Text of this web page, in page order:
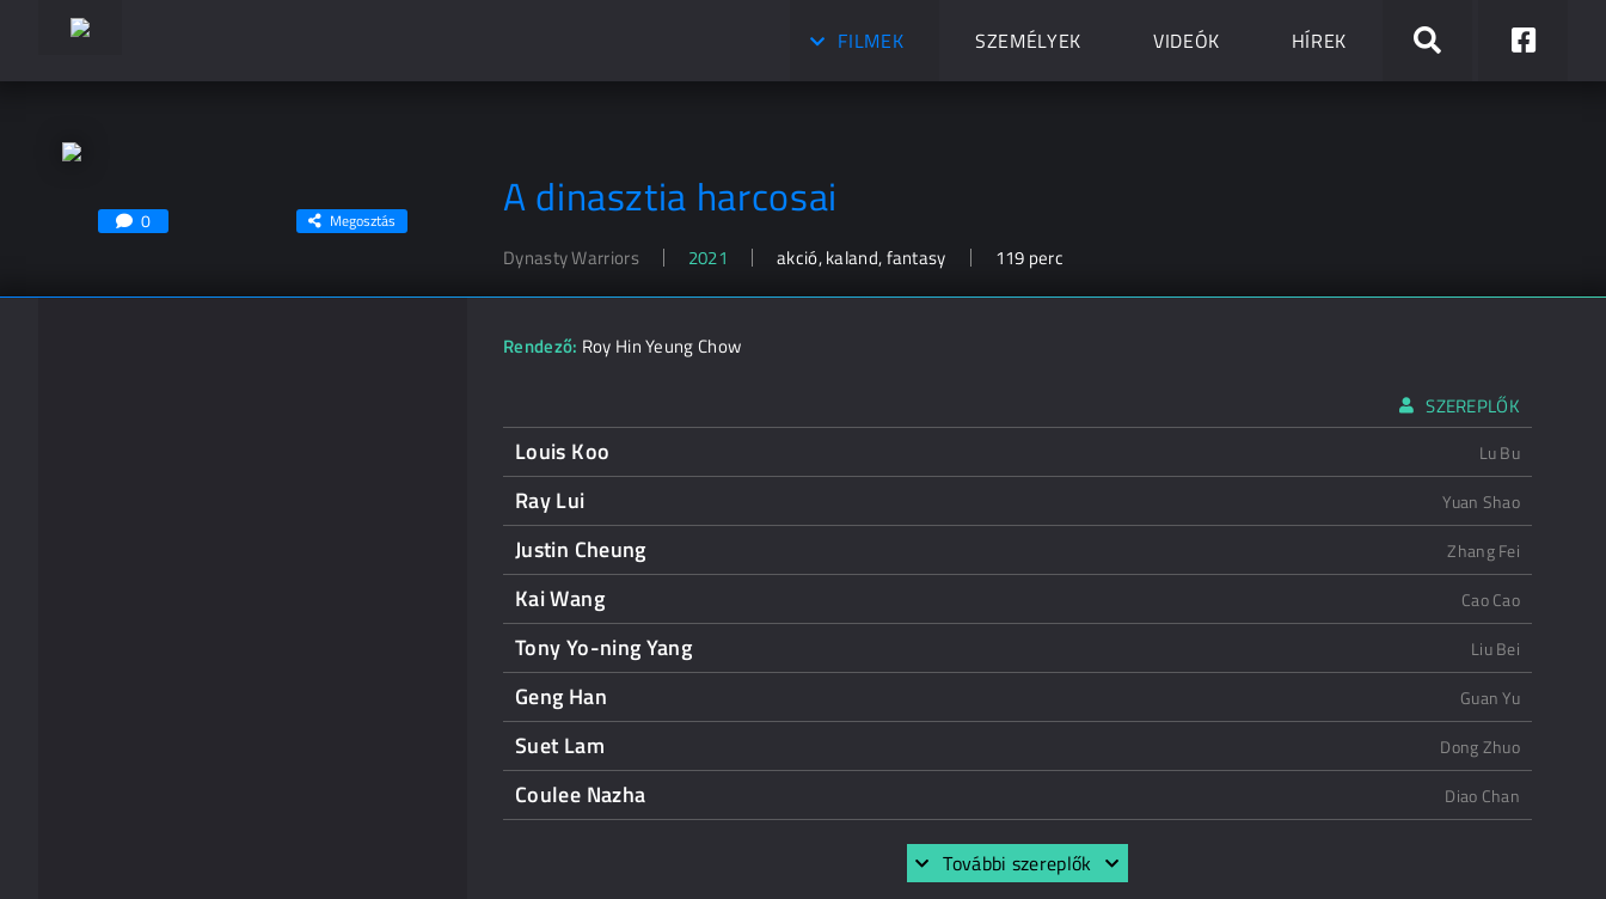
FILMEK SZEMÉLYEK VIDEÓK HÍREK
A dinasztia harcosai
Dynasty Warriors 2021 akció, kaland, fantasy 119 perc
0 Megosztás
Rendező: Roy Hin Yeung Chow
SZEREPLŐK
Louis Koo Lu Bu
Ray Lui Yuan Shao
Justin Cheung Zhang Fei
Kai Wang Cao Cao
Tony Yo-ning Yang Liu Bei
Geng Han Guan Yu
Suet Lam Dong Zhuo
Coulee Nazha Diao Chan
További szereplők